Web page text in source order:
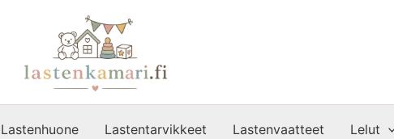
Lastenhuone Lastentarvikkeet Lastenvaatteet Lelut